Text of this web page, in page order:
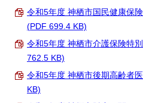
令和5年度 神栖市国民健康保
(PDF 699.4 KB)
令和5年度 神栖市介護保険特
762.5 KB)
令和5年度 神栖市後期高齢者
KB)